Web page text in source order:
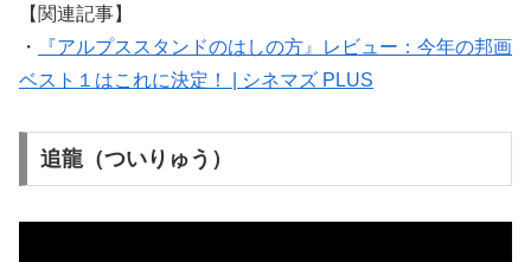
【関連記事】
・
『アルプススタンドのはしの方』レビュー：今年の邦画
ベスト１はこれに決定！ | シネマズ PLUS
追龍（ついりゅう）